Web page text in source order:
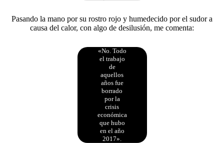
Pasando la mano por su rostro rojo y humedecido por el sudor a
causa del calor, con algo de desilusión, me comenta:
«No. Todo
el trabajo
de
aquellos
años fue
borrado
por la
crisis
económica
que hubo
en el año
2017».